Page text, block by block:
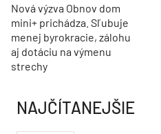
Nová výzva Obnov dom
mini+ prichádza. Sľubuje
menej byrokracie, zálohu
aj dotáciu na výmenu
strechy
NAJČÍTANEJŠIE